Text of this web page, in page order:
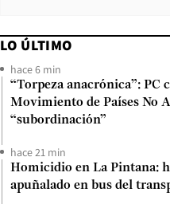
LO ÚLTIMO
hace 6 min
“Torpeza anacrónica”: PC
Movimiento de Países No
“subordinación”
hace 21 min
Homicidio en La Pintana:
apuñalado en bus del